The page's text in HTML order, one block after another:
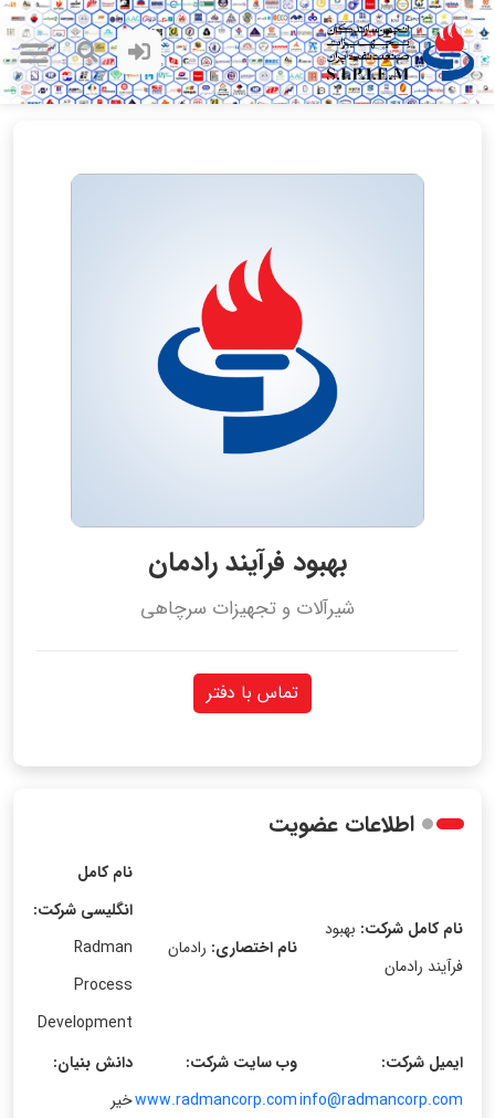
بهبود فرآیند رادمان
شیرآلات و تجهیزات سرچاهی
تماس با دفتر
اطلاعات عضویت
نام کامل شرکت: بهبود
فرآیند رادمان
نام اختصاری: رادمان
نام کامل
انگلیسی شرکت:
Radman
Process
Development
ایمیل شرکت:
info@radmancorp.com
وب سایت شرکت:
www.radmancorp.com
دانش بنیان:
خیر